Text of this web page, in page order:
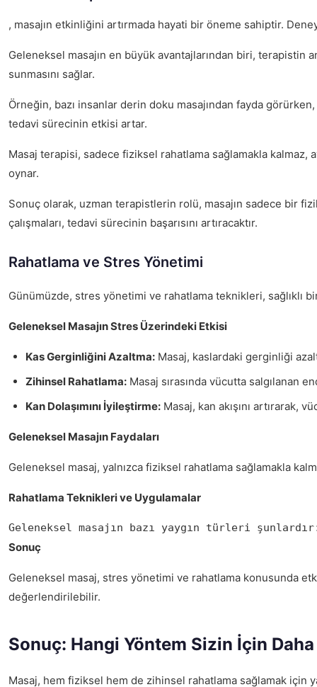
, masajın etkinliğini artırmada hayati bir öneme sahiptir.
Geleneksel masajın en büyük avantajlarından biri,
sunmasını sağlar.
Örneğin, bazı insanlar derin doku masajından fayda
tedavi sürecinin etkisi artar.
Masaj terapisi, sadece fiziksel rahatlama sağlamakla
oynar.
Sonuç olarak, uzman terapistlerin rolü, masajın sadece bir
çalışmaları, tedavi sürecinin başarısını artıracaktır.
Rahatlama ve Stres Yönetimi
Günümüzde, stres yönetimi ve rahatlama teknikleri, sağlıklı
Geleneksel Masajın Stres Üzerindeki Etkisi
Kas Gerginliğini Azaltma: Masaj, kaslardaki gerginliği
Zihinsel Rahatlama: Masaj sırasında vücutta salgılanan
Kan Dolaşımını İyileştirme: Masaj, kan akışını artırarak,
Geleneksel Masajın Faydaları
Geleneksel masaj, yalnızca fiziksel rahatlama sağlamakla
Rahatlama Teknikleri ve Uygulamalar
Geleneksel masajın bazı yaygın türleri
Sonuç
Geleneksel masaj, stres yönetimi ve rahatlama konusunda
değerlendirilebilir.
Sonuç: Hangi Yöntem Sizin İçin
Masaj, hem fiziksel hem de zihinsel rahatlama sağlamak için